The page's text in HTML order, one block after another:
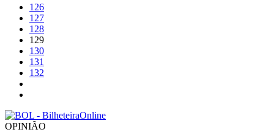
126
127
128
129
130
131
132
OPINIÃO